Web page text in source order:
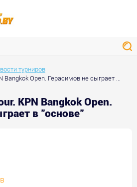
турниров
Bangkok Open. Герасимов не сыграет ...
KPN Bangkok Open.
в "основе"